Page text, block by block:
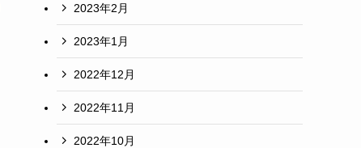
2023年2月
2023年1月
2022年12月
2022年11月
2022年10月